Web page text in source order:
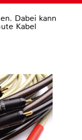
Dabei kann
Kabel